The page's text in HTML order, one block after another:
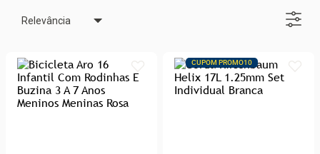
Relevância
CUPOM PROMO10